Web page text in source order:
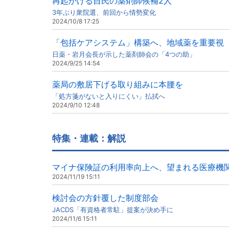
3年ぶり衆院選、前回から情勢変化
2024/10/8 17:25
「包括ケアシステム」構築へ、地域薬を重要視
日薬・岩月会長が示した薬剤師会の「4つの助」
2024/9/25 14:54
薬局の敷居下げる取り組みに本腰を
「処方箋がないと入りにくい」払拭へ
2024/9/10 12:48
特集・連載：解説
マイナ保険証の利用率向上へ、望まれる医療機
2024/11/19 15:11
検討会の方針覆した制度部会
JACDS「有資格者常駐」提案が決め手に
2024/11/6 15:11